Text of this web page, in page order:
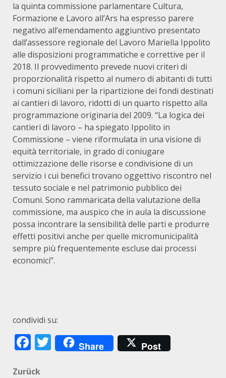
la quinta commissione parlamentare Cultura,
Formazione e Lavoro all’Ars ha espresso parere
negativo all’emendamento aggiuntivo presentato
dall’assessore regionale del Lavoro Mariella Ippolito
alle disposizioni programmatiche e correttive per il
2018. Il provvedimento prevede nuovi criteri di
proporzionalità rispetto al numero di abitanti di tutti
i comuni siciliani per la ripartizione dei fondi destinati
ai cantieri di lavoro, ridotti di un quarto rispetto alla
programmazione originaria del 2009. “La logica dei
cantieri di lavoro – ha spiegato Ippolito in
Commissione – viene riformulata in una visione di
equità territoriale, in grado di coniugare
ottimizzazione delle risorse e condivisione di un
servizio i cui benefici trovano oggettivo riscontro nel
tessuto sociale e nel patrimonio pubblico dei
Comuni. Sono rammaricata della valutazione della
commissione, ma auspico che in aula la discussione
possa incontrare la sensibilità delle parti e produrre
effetti positivi anche per quelle micromunicipalità
sempre più frequentemente escluse dai processi
economici”.
condividi su:
Facebook
Twitter
Share Post
Zurück